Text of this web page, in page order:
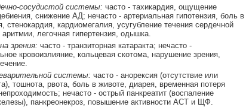
сосудистой системы: часто - тахикардия, ощущение
снижение АД; нечасто - артериальная гипотензия, боль в
стенокардия, кардиомегалия, усугубление течения сердечной
аритмии, легочная гипертензия, одышка.
зрения: часто - транзиторная катаракта; нечасто -
кровоизлияние, кольцевая скотома, нарушение зрения,
системы: часто - анорексия (отсутствие или
тошнота, рвота, боль в животе, диарея, временная потеря
нечасто - острый панкреатит (воспаление
панкреонекроз, повышение активности АСТ и ЩФ.